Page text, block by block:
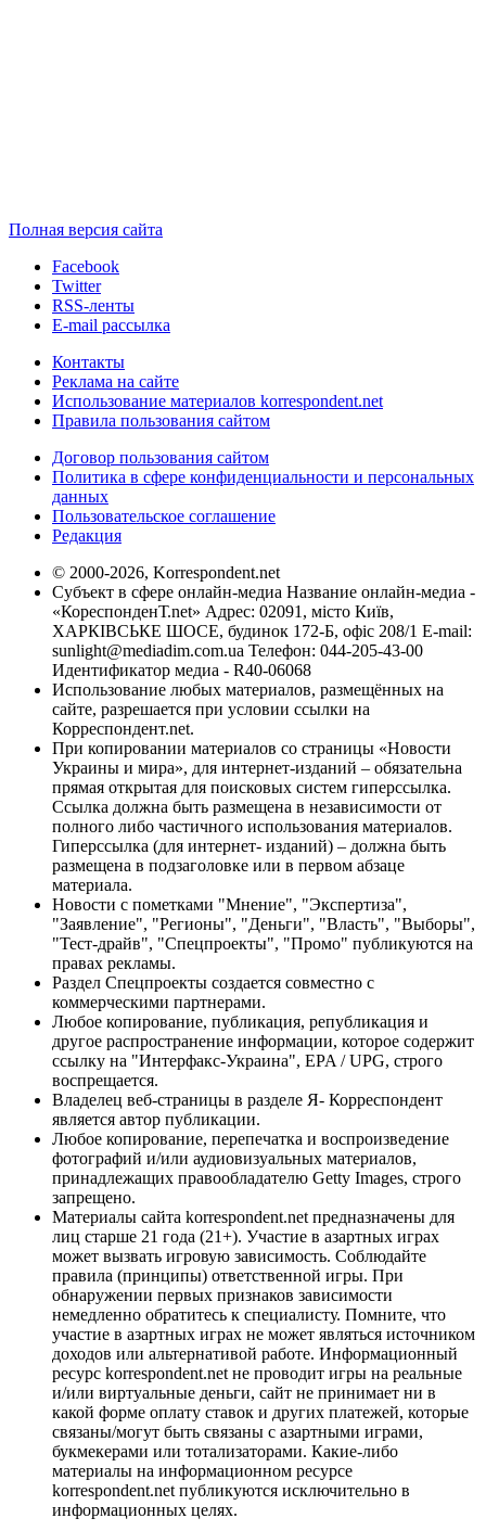
Полная версия сайта
Facebook
Twitter
RSS-ленты
E-mail рассылка
Контакты
Реклама на сайте
Использование материалов korrespondent.net
Правила пользования сайтом
Договор пользования сайтом
Политика в сфере конфиденциальности и персональных
данных
Пользовательское соглашение
Редакция
© 2000-2026, Korrespondent.net
Субъект в сфере онлайн-медиа Название онлайн-медиа -
«КореспонденТ.net» Адрес: 02091, місто Київ,
ХАРКІВСЬКЕ ШОСЕ, будинок 172-Б, офіс 208/1 E-mail:
sunlight@mediadim.com.ua Телефон: 044-205-43-00
Идентификатор медиа - R40-06068
Использование любых материалов, размещённых на
сайте, разрешается при условии ссылки на
Корреспондент.net.
При копировании материалов со страницы «Новости
Украины и мира», для интернет-изданий – обязательна
прямая открытая для поисковых систем гиперссылка.
Ссылка должна быть размещена в независимости от
полного либо частичного использования материалов.
Гиперссылка (для интернет- изданий) – должна быть
размещена в подзаголовке или в первом абзаце
материала.
Новости с пометками "Мнение", "Экспертиза",
"Заявление", "Регионы", "Деньги", "Власть", "Выборы",
"Тест-драйв", "Спецпроекты", "Промо" публикуются на
правах рекламы.
Раздел Спецпроекты создается совместно с
коммерческими партнерами.
Любое копирование, публикация, републикация и
другое распространение информации, которое содержит
ссылку на "Интерфакс-Украина", EPA / UPG, строго
воспрещается.
Владелец веб-страницы в разделе Я- Корреспондент
является автор публикации.
Любое копирование, перепечатка и воспроизведение
фотографий и/или аудиовизуальных материалов,
принадлежащих правообладателю Getty Images, строго
запрещено.
Материалы сайта korrespondent.net предназначены для
лиц старше 21 года (21+). Участие в азартных играх
может вызвать игровую зависимость. Соблюдайте
правила (принципы) ответственной игры. При
обнаружении первых признаков зависимости
немедленно обратитесь к специалисту. Помните, что
участие в азартных играх не может являться источником
доходов или альтернативой работе. Информационный
ресурс korrespondent.net не проводит игры на реальные
и/или виртуальные деньги, сайт не принимает ни в
какой форме оплату ставок и других платежей, которые
связаны/могут быть связаны с азартными играми,
букмекерами или тотализаторами. Какие-либо
материалы на информационном ресурсе
korrespondent.net публикуются исключительно в
информационных целях.